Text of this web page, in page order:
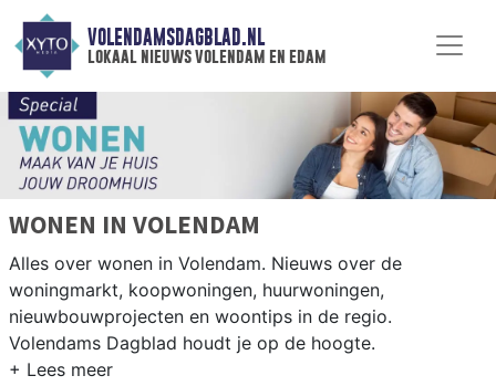
VOLENDAMSDAGBLAD.NL
lokaal nieuws volendam en edam
WONEN IN VOLENDAM
Alles over wonen in Volendam. Nieuws over de
woningmarkt, koopwoningen, huurwoningen,
nieuwbouwprojecten en woontips in de regio.
Volendams Dagblad houdt je op de hoogte.